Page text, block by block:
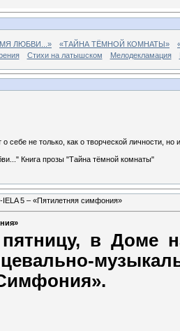
ЛЮБВИ...» «ТАЙНА ТЁМНОЙ КОМНАТЫ»
Стихи на латышском Мелодекламация
о себе не только, как о творческой личности,
Книга прозы "Тайна тёмной комнаты"
IELA 5 – «Пятилетняя симфония»
в Доме